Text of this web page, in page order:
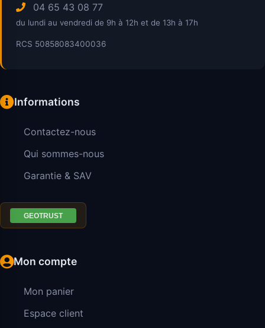
04 65 43 08 77
du lundi au vendredi de 9h à 12h et de 13h à 17h
RCS 50858083400036
Informations
Contactez-nous
Qui sommes-nous
Garantie & SAV
Mon compte
Mon panier
Espace client